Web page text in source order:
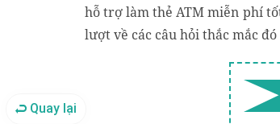
Quay lại
hỗ trợ làm thẻ ATM miễn phí
lượt về các câu hỏi thắc mắc đó